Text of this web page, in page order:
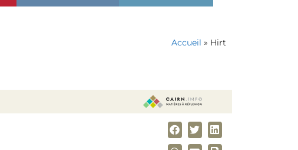
Accueil » Hirt